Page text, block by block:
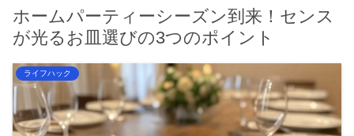
ホームパーティーシーズン到来！センス
が光るお皿選びの3つのポイント
ライフハック